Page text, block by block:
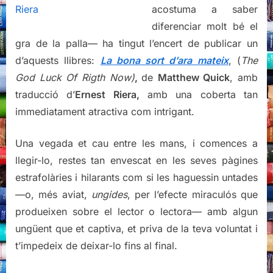
acostuma a saber
diferenciar molt bé el
gra de la palla— ha tingut l’encert de publicar un
d’aquests llibres: La bona sort d’ara mateix, ( The
God Luck Of Rigth Now),de Matthew Quick, amb
traducció d’Ernest Riera, amb una coberta tan
immediatament atractiva com intrigant.
Una vegada et cau entre les mans, i comences a
llegir-lo, restes tan envescat en les seves pàgines
estrafolàries i hilarants com si les haguessin untades
—o, més aviat, ungides, per l’efecte miraculós que
produeixen sobre el lector o lectora— amb algun
ungüent que et captiva, et priva de la teva voluntat i
t’impedeix de deixar-lo fins al final.